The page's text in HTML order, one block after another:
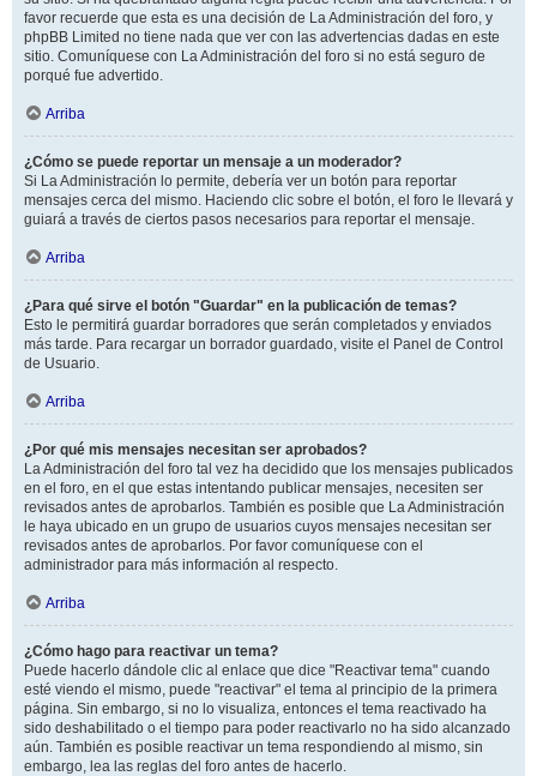
favor recuerde que esta es una decisión de La Administración del foro, y
phpBB Limited no tiene nada que ver con las advertencias dadas en este
sitio. Comuníquese con La Administración del foro si no está seguro de
porqué fue advertido.
Arriba
¿Cómo se puede reportar un mensaje a un moderador?
Si La Administración lo permite, debería ver un botón para reportar
mensajes cerca del mismo. Haciendo clic sobre el botón, el foro le llevará y
guiará a través de ciertos pasos necesarios para reportar el mensaje.
Arriba
¿Para qué sirve el botón "Guardar" en la publicación de temas?
Esto le permitirá guardar borradores que serán completados y enviados
más tarde. Para recargar un borrador guardado, visite el Panel de Control
de Usuario.
Arriba
¿Por qué mis mensajes necesitan ser aprobados?
La Administración del foro tal vez ha decidido que los mensajes publicados
en el foro, en el que estas intentando publicar mensajes, necesiten ser
revisados antes de aprobarlos. También es posible que La Administración
le haya ubicado en un grupo de usuarios cuyos mensajes necesitan ser
revisados antes de aprobarlos. Por favor comuníquese con el
administrador para más información al respecto.
Arriba
¿Cómo hago para reactivar un tema?
Puede hacerlo dándole clic al enlace que dice "Reactivar tema" cuando
esté viendo el mismo, puede "reactivar" el tema al principio de la primera
página. Sin embargo, si no lo visualiza, entonces el tema reactivado ha
sido deshabilitado o el tiempo para poder reactivarlo no ha sido alcanzado
aún. También es posible reactivar un tema respondiendo al mismo, sin
embargo, lea las reglas del foro antes de hacerlo.